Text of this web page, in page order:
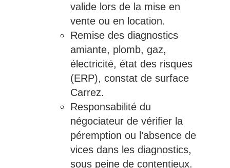
valide lors de la mise en
vente ou en location.
Remise des diagnostics
amiante, plomb, gaz,
électricité, état des risques
(ERP), constat de surface
Carrez.
Responsabilité du
négociateur de vérifier la
péremption ou l’absence de
vices dans les diagnostics,
sous peine de contentieux.